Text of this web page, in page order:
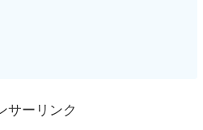
サーリンク